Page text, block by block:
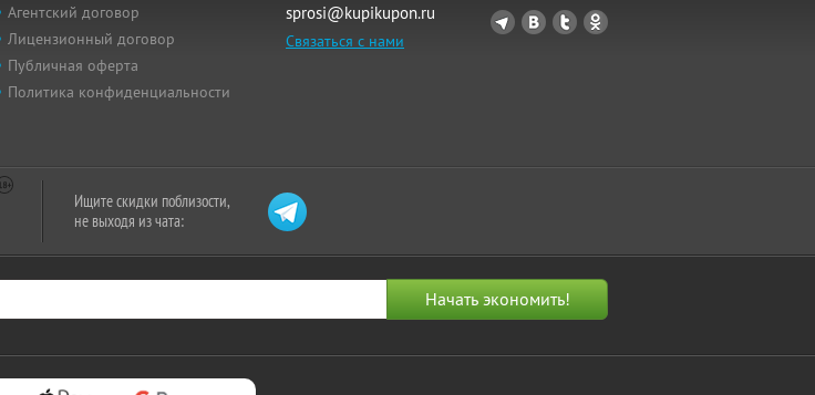
Агентский договор
Лицензионный договор
Публичная оферта
Политика конфиденциальности
sprosi@kupikupon.ru
Связаться с нами
Ищите скидки поблизости,
не выходя из чата: